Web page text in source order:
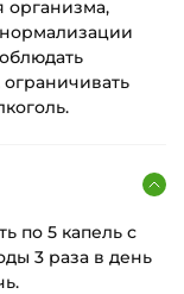
организма,
по 5 капель с
3 раза в день